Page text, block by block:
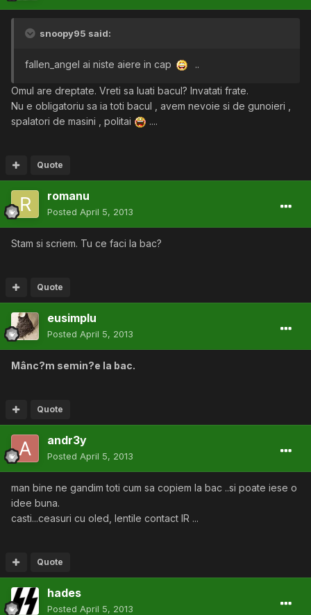
snoopy95 said:
fallen_angel ai niste aiere in cap ..
Omul are dreptate. Vreti sa luati bacul? Invatati frate.
Nu e obligatoriu sa ia toti bacul , avem nevoie si de gunoieri ,
spalatori de masini , politai
....
Quote
romanu
Posted April 5, 2013
Stam si scriem. Tu ce faci la bac?
Quote
eusimplu
Posted April 5, 2013
Mânc?m semin?e la bac.
Quote
andr3y
Posted April 5, 2013
man bine ne gandim toti cum sa copiem la bac ..si poate iese o
idee buna.
casti...ceasuri cu oled, lentile contact IR ...
Quote
hades
Posted April 5, 2013